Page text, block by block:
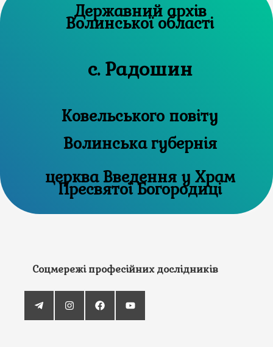
Державний архів
Волинської області
с. Радошин
Ковельського повіту
Волинська губернія
церква Введення у Храм
Пресвятої Богородиці
Соцмережі професійних дослідників